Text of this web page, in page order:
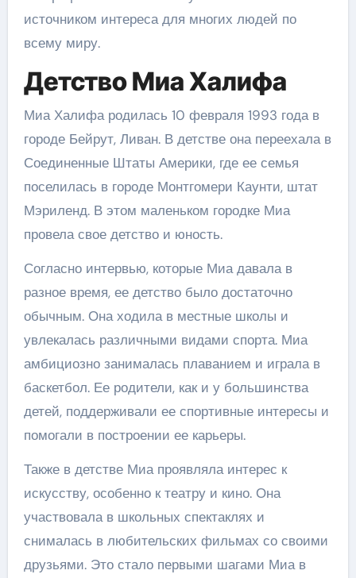
источником интереса для многих людей по
всему миру.
Детство Миа Халифа
Миа Халифа родилась 10 февраля 1993 года в
городе Бейрут, Ливан. В детстве она переехала в
Соединенные Штаты Америки, где ее семья
поселилась в городе Монтгомери Каунти, штат
Мэриленд. В этом маленьком городке Миа
провела свое детство и юность.
Согласно интервью, которые Миа давала в
разное время, ее детство было достаточно
обычным. Она ходила в местные школы и
увлекалась различными видами спорта. Миа
амбициозно занималась плаванием и играла в
баскетбол. Ее родители, как и у большинства
детей, поддерживали ее спортивные интересы и
помогали в построении ее карьеры.
Также в детстве Миа проявляла интерес к
искусству, особенно к театру и кино. Она
участвовала в школьных спектаклях и
снималась в любительских фильмах со своими
друзьями. Это стало первыми шагами Миа в